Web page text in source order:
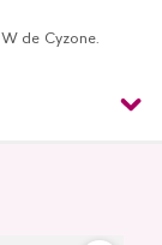
de Cyzone.